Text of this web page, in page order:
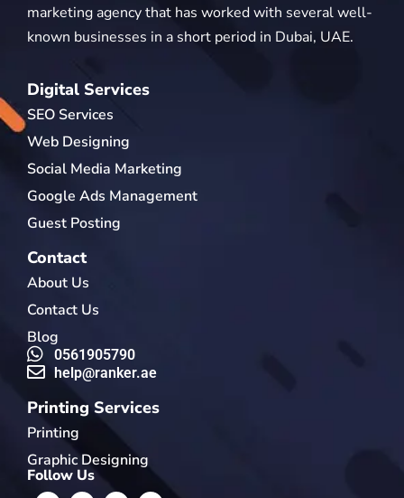
marketing agency that has worked with several well-
known businesses in a short period in Dubai, UAE.
Digital Services
SEO Services
Web Designing
Social Media Marketing
Google Ads Management
Guest Posting
Contact
About Us
Contact Us
Blog
0561905790
help@ranker.ae
Printing Services
Printing
Graphic Designing
Follow Us